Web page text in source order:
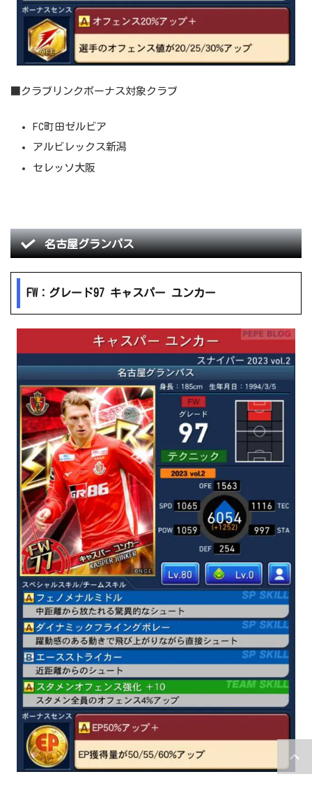
■クラブリンクボーナス対象クラブ
FC町田ゼルビア
アルビレックス新潟
セレッソ大阪
名古屋グランパス
FW：グレード97 キャスパー ユンカー